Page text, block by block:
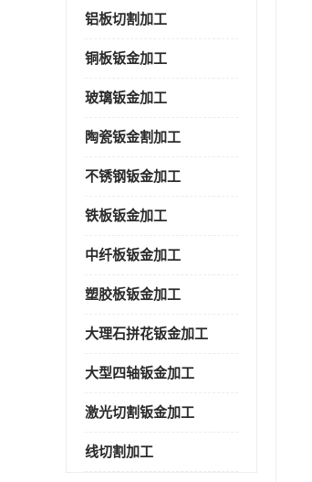
铝板切割加工
铜板钣金加工
玻璃钣金加工
陶瓷钣金割加工
不锈钢钣金加工
铁板钣金加工
中纤板钣金加工
塑胶板钣金加工
大理石拼花钣金加工
大型四轴钣金加工
激光切割钣金加工
线切割加工